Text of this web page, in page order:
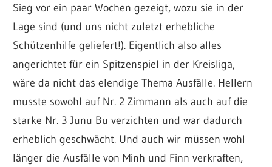
Sieg vor ein paar Wochen gezeigt, wozu sie in der
Lage sind (und uns nicht zuletzt erhebliche
Schützenhilfe geliefert!). Eigentlich also alles
angerichtet für ein Spitzenspiel in der Kreisliga,
wäre da nicht das elendige Thema Ausfälle. Hellern
musste sowohl auf Nr. 2 Zimmann als auch auf die
starke Nr. 3 Junu Bu verzichten und war dadurch
erheblich geschwächt. Und auch wir müssen wohl
länger die Ausfälle von Minh und Finn verkraften,